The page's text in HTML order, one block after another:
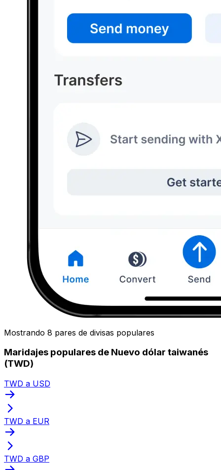
Mostrando 8 pares de divisas populares
Maridajes populares de Nuevo dólar taiwanés
(TWD)
TWD a USD
TWD a EUR
TWD a GBP